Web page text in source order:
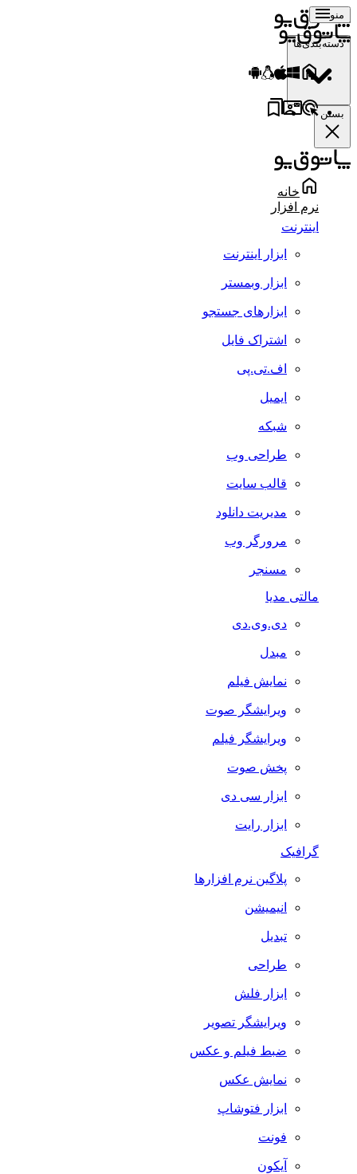
منو
دسته‌بندی‌ها
بستن
خانه
نرم افزار
اینترنت
ابزار اینترنت
ابزار وبمستر
ابزارهای جستجو
اشتراک فایل
اف.تی.پی
ایمیل
شبکه
طراحی وب
قالب سایت
مدیریت دانلود
مرورگر وب
مسنجر
مالتی مدیا
دی.وی.دی
مبدل
نمایش فیلم
ویرایشگر صوت
ویرایشگر فیلم
پخش صوت
ابزار سی دی
ابزار رایت
گرافیک
پلاگین نرم افزارها
انیمیشن
تبدیل
طراحی
ابزار فلش
ویرایشگر تصویر
ضبط فيلم و عكس
نمایش عکس
ابزار فتوشاپ
فونت
آیکون